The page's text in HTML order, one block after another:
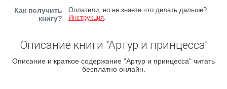
Как получить
книгу?
Оплатили, но не знаете что делать дальше?
Инструкция.
Описание книги "Артур и принцесса"
Описание и краткое содержание "Артур и принцесса" читать
бесплатно онлайн.